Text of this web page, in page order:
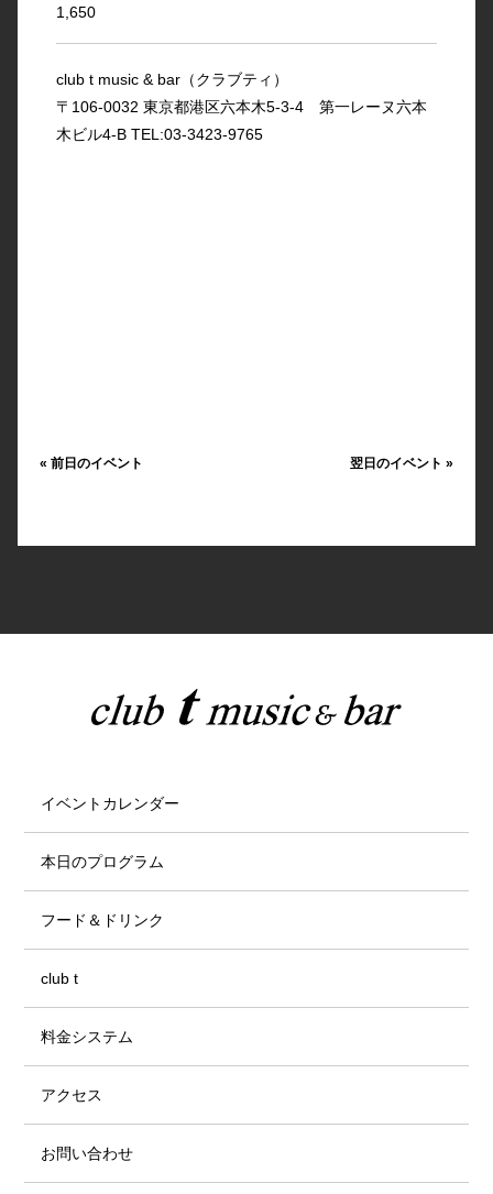
1,650
club t music & bar（クラブティ）
〒106-0032 東京都港区六本木5-3-4 第一レーヌ六本
木ビル4-B TEL:03-3423-9765
« 前日のイベント 翌日のイベント»
イベントカレンダー
本日のプログラム
フード＆ドリンク
club t
料金システム
アクセス
お問い合わせ